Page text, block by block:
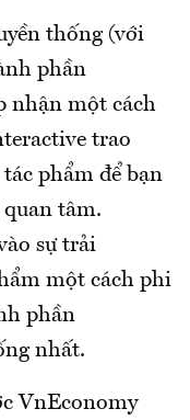
thống (với
phần
nhận một cách
trao
phẩm để bạn
tâm.
sự trải
một cách phi
phần
nhất.
VnEconomy